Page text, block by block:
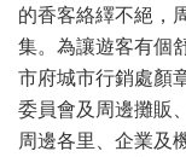
的香客絡繹不絕，
集。為讓遊客有個
市府城市行銷處顏
委員會及周邊攤販
周邊各里、企業及